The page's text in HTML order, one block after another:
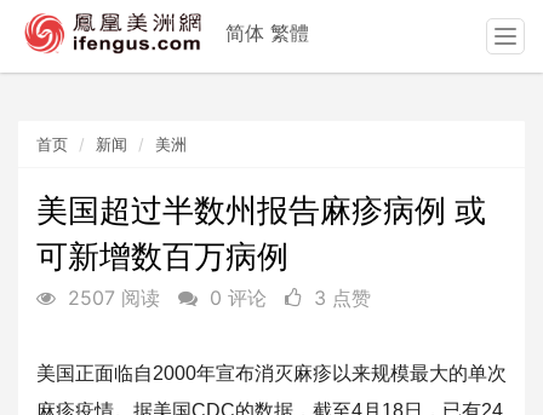
首页 新闻 美洲
美国超过半数州报告麻疹病例 或
可新增数百万病例
2507 阅读 0 评论 3 点赞
美国正面临自2000年宣布消灭麻疹以来规模最大的单次
麻疹疫情。据美国CDC的数据，截至4月18日，已有24
简体 繁體
T
o
t
i